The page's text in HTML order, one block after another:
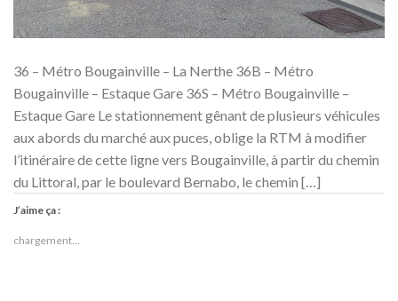
36 – Métro Bougainville – La Nerthe 36B – Métro
Bougainville – Estaque Gare 36S – Métro Bougainville –
Estaque Gare Le stationnement gênant de plusieurs véhicules
aux abords du marché aux puces, oblige la RTM à modifier
l’itinéraire de cette ligne vers Bougainville, à partir du chemin
du Littoral, par le boulevard Bernabo, le chemin […]
J’aime ça :
chargement…